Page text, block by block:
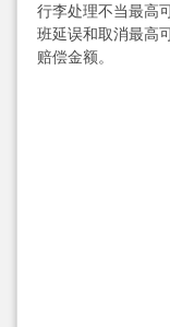
行李处理不当最高
班延误和取消最高
赔偿金额。